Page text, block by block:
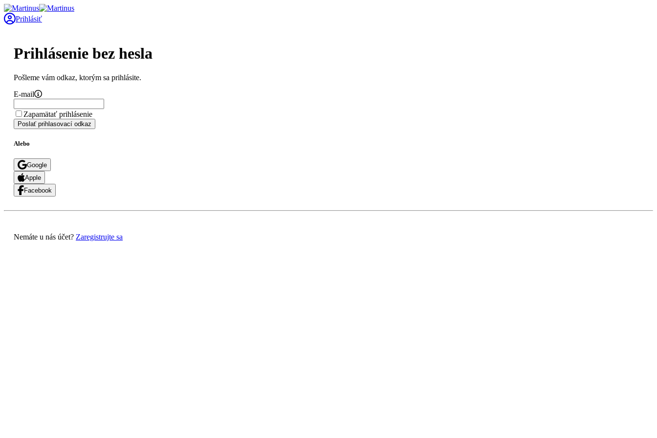
Prihlásiť
Prihlásenie bez hesla
Pošleme vám odkaz, ktorým sa prihlásite.
E-mail
Zapamätať prihlásenie
Poslať prihlasovací odkaz
Alebo
Google
Apple
Facebook
Nemáte u nás účet? Zaregistrujte sa